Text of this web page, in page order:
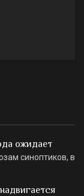
ожидает
синоптиков, в